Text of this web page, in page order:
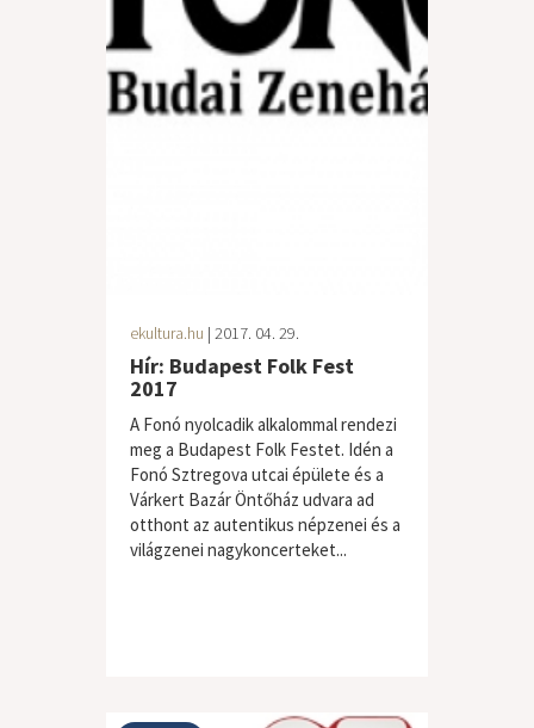
ekultura.hu | 2017. 04. 29.
Hír: Budapest Folk Fest
2017
A Fonó nyolcadik alkalommal rendezi
meg a Budapest Folk Festet. Idén a
Fonó Sztregova utcai épülete és a
Várkert Bazár Öntőház udvara ad
otthont az autentikus népzenei és a
világzenei nagykoncerteket...